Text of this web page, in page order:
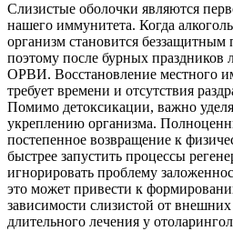
Слизистые оболочки являются
нашего иммунитета. Когда
организм становится
поэтому после бурных праздников
ОРВИ. Восстановление местного
требует времени и отсутствия
Помимо детоксикации, важно
укреплению организма.
постепенное возвращение к
быстрее запустить процессы
игнорировать проблему
это может привести к
зависимости слизистой от
длительного лечения у